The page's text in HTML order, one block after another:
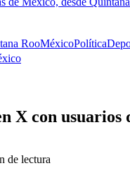
RooMéxicoPolítica
X con
de lectura